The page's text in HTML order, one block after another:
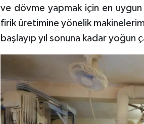
ve dövme yapmak için en
firik üretimine yönelik
başlayıp yıl sonuna kadar yoğun